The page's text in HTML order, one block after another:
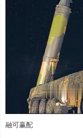
融可赢配